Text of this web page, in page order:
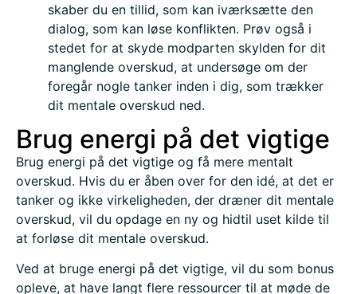
skaber du en tillid, som kan iværksætte den
dialog, som kan løse konflikten. Prøv også i
stedet for at skyde modparten skylden for dit
manglende overskud, at undersøge om der
foregår nogle tanker inden i dig, som trækker
dit mentale overskud ned.
Brug energi på det vigtige
Brug energi på det vigtige og få mere mentalt
overskud. Hvis du er åben over for den idé, at det er
tanker og ikke virkeligheden, der dræner dit mentale
overskud, vil du opdage en ny og hidtil uset kilde til
at forløse dit mentale overskud.
Ved at bruge energi på det vigtige, vil du som bonus
opleve, at have langt flere ressourcer til at møde de